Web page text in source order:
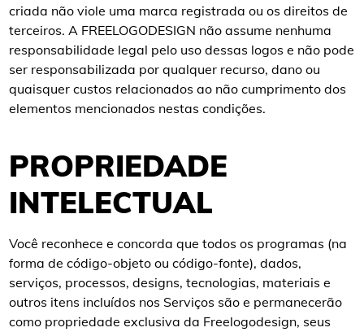
criada não viole uma marca registrada ou os direitos de
terceiros. A FREELOGODESIGN não assume nenhuma
responsabilidade legal pelo uso dessas logos e não pode
ser responsabilizada por qualquer recurso, dano ou
quaisquer custos relacionados ao não cumprimento dos
elementos mencionados nestas condições.
PROPRIEDADE
INTELECTUAL
Você reconhece e concorda que todos os programas (na
forma de código-objeto ou código-fonte), dados,
serviços, processos, designs, tecnologias, materiais e
outros itens incluídos nos Serviços são e permanecerão
como propriedade exclusiva da Freelogodesign, seus